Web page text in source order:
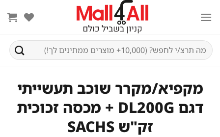
content
חיפוש
עבור:
מקפיא/מקרר שוכב תעשייתי
דגם DL200G + מכסה זכוכית
זק"ש SACHS